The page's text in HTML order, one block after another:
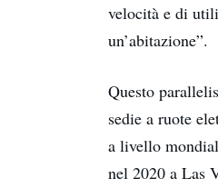
velocità e di
un’abitazione”.
Questo
sedie a ruote
a livello
nel 2020 a Las